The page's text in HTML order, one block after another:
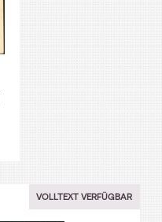
VOLLTEXT VERFÜGBAR